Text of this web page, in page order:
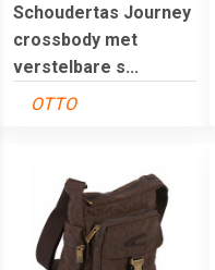
Schoudertas Journey
crossbody met
verstelbare s...
OTTO